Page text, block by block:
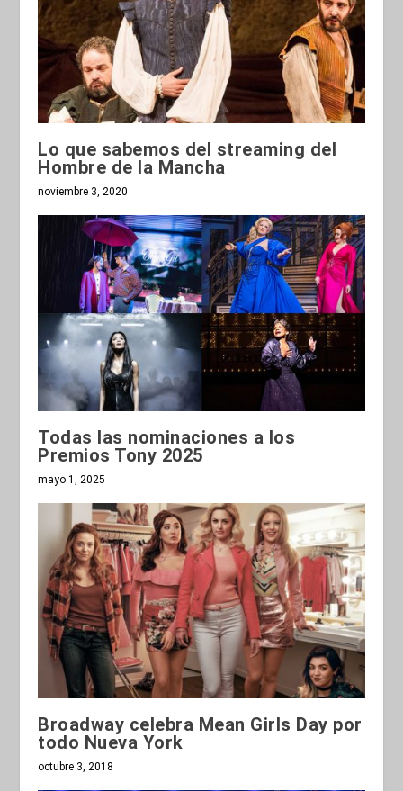
Lo que sabemos del streaming del
Hombre de la Mancha
noviembre 3, 2020
Todas las nominaciones a los
Premios Tony 2025
mayo 1, 2025
Broadway celebra Mean Girls Day por
todo Nueva York
octubre 3, 2018